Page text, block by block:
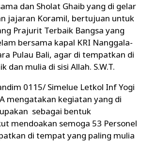
dan Sholat Ghaib yang di gelar
jajaran Koramil, bertujuan untuk
Prajurit Terbaik Bangsa yang
bersama kapal KRI Nanggala-
Pulau Bali, agar di tempatkan di
mulia di sisi Allah. S.W.T.
0115/ Simelue Letkol Inf Yogi
mengatakan kegiatan yang di
sebagai bentuk
mendoakan semoga 53 Personel
di tempat yang paling mulia